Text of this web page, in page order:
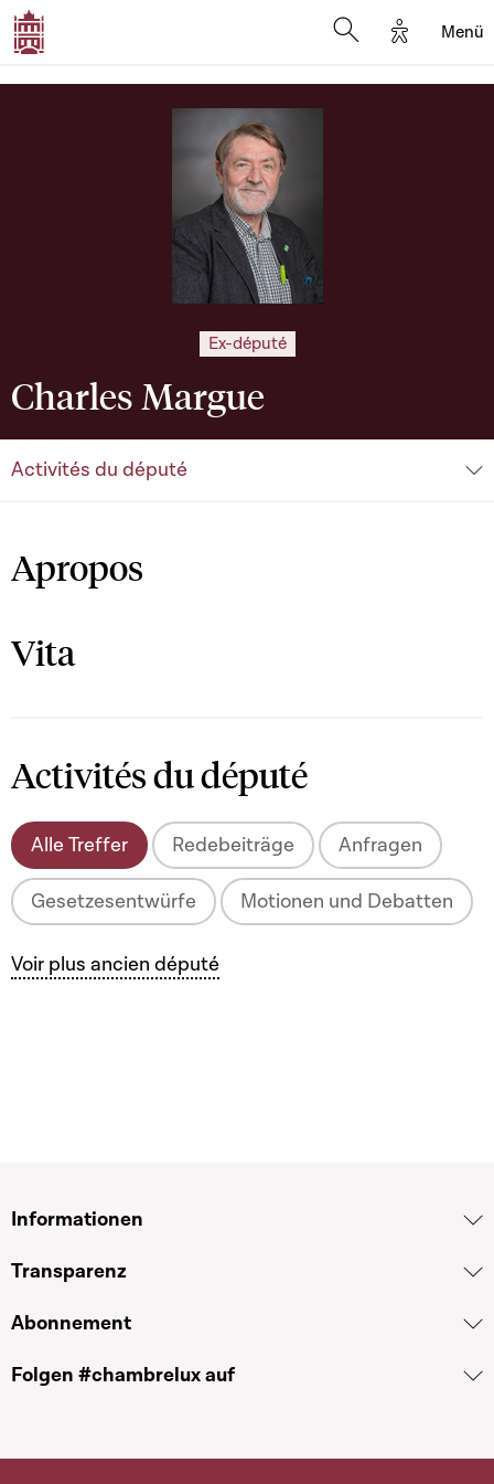
Options
Menü
Ex-député
Charles Margue
Activités du député
Apropos
Vita
Activités du député
Alle Treffer Redebeiträge Anfragen
Gesetzesentwürfe Motionen und Debatten
Voir plus ancien député
Informationen
Transparenz
Abonnement
Folgen #chambrelux auf